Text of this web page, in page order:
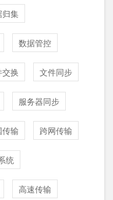
归集
数据管控
换 文件同步
服务器同步
传输 跨网传输
统
高速传输